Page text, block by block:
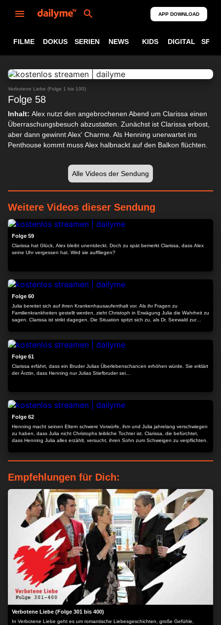
APP DOWNLOAD
FILME DOKUS SERIEN NEWS KIDS DIGITAL
Verbotene Liebe (Folge 1 bis 100)
Folge 58
Inhalt: Alex nutzt den angebrochenen Abend um Clarissa einen
Überraschungsbesuch abzustatten. Zunächst ist Clarissa erbost,
aber dann gewinnt Alex' Charme. Als Henning unerwartet ins
Penthouse kommt muss Alex halbnackt auf den Balkon flüchten.
Alle Videos der Sendung
Weitere Videos dieser Sendung
Folge 59
Clarissa hat Glück, Alex bleibt unentdeckt. Doch zu spät bemerkt Clarissa, dass Alex
seine Uhr vergessen hat. Wird sie auffliegen?
Folge 60
Julia bereitet sich auf ihren Krankenhausaufenthalt vor. Als ihr Fragen zu
Familienkrankheiten gestellt werden, zieht Christoph in Erwägung Julia die Wahrheit zu
sagen. Clarissa ist strikt dagegen. Die Situation spitzt sich zu, als Dr. Seewald zur
Geschwister hat. Wird Clarissa um Julias Willen die Wahrheit sagen?
Folge 61
Clarissa erfährt, dass ein Bruder Julias Überlebenschancen erhöhen würde. Sie erklärt
der Ärztin, dass Henning nur Julias Stiefbruder sei...
Folge 62
Henning macht seinen Eltern schwere Vorwürfe, ihm und Julia jahrelang verschwiegen
zu haben, dass Julia nicht Christophs leibliche Tochter ist. Clarissa, die befürchtet,
dass Henning Julia alles erzählt, versucht, ihren Sohn zum Schweigen zu verpflichten.
Empfehlungen für Dich:
Verbotene Liebe (Folge 301 bis 400)
In Verbotene Liebe geht es um romantische Liebesgeschichten, große Gefühle,